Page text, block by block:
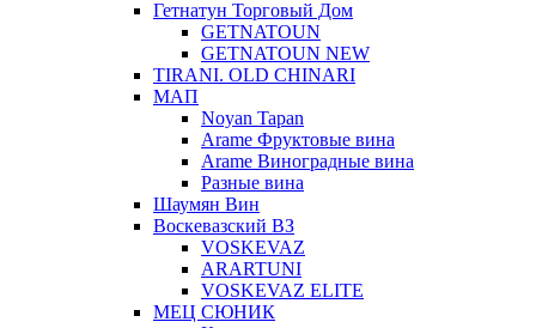
Гетнатун Торговый Дом
GETNATOUN
GETNATOUN NEW
TIRANI. OLD CHINARI
МАП
Noyan Tapan
Arame Фруктовые вина
Arame Виноградные вина
Разные вина
Шаумян Вин
Воскевазский ВЗ
VOSKEVAZ
ARARTUNI
VOSKEVAZ ELITE
МЕЦ СЮНИК